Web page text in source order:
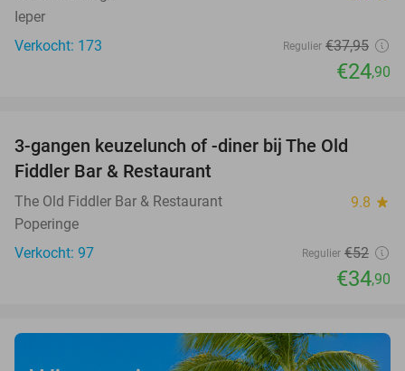
Ieper
Verkocht: 173
Regulier €37,95
€24,90
3-gangen keuzelunch of -diner bij The Old
Fiddler Bar & Restaurant
The Old Fiddler Bar & Restaurant 9.8 star
Poperinge
Verkocht: 97
Regulier €52
€34,90